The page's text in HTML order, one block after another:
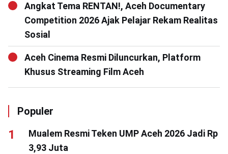
Angkat Tema RENTAN!, Aceh Documentary
Competition 2026 Ajak Pelajar Rekam Realitas
Sosial
Aceh Cinema Resmi Diluncurkan, Platform
Khusus Streaming Film Aceh
Populer
Mualem Resmi Teken UMP Aceh 2026 Jadi Rp
3,93 Juta